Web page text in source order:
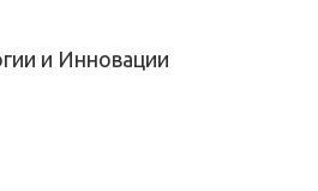
и Инновации